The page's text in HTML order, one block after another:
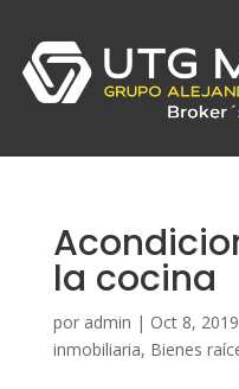
la cocina
por admin | Oct 8, 2019
inmobiliaria, Bienes